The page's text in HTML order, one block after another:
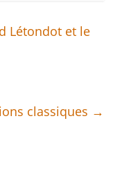
Létondot et le
classiques →